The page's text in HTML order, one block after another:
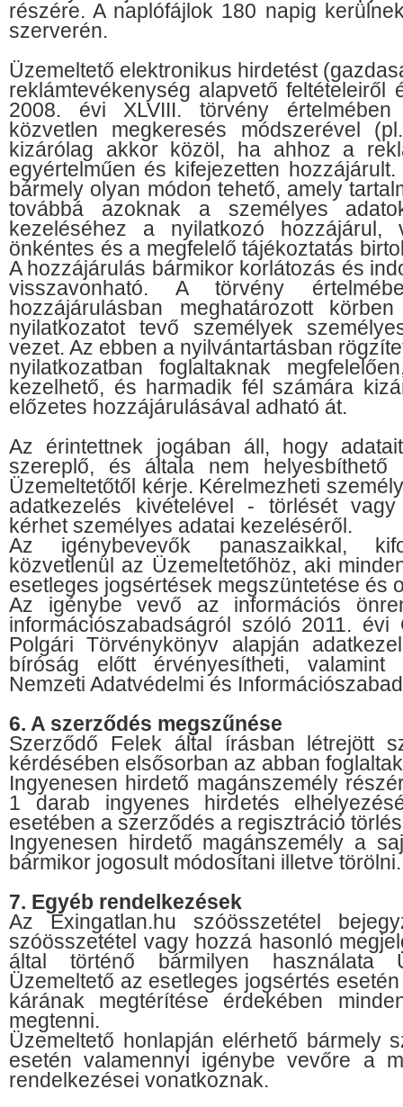
részére. A naplófájlok 180 napig
szerverén.
Üzemeltető elektronikus hirdetést
reklámtevékenység alapvető feltételeiről
2008. évi XLVIII. törvény értelmében
közvetlen megkeresés módszerével
kizárólag akkor közöl, ha ahhoz a
egyértelműen és kifejezetten
bármely olyan módon tehető, amely
továbbá azoknak a személyes
kezeléséhez a nyilatkozó hozzájárul,
önkéntes és a megfelelő tájékoztatás
A hozzájárulás bármikor korlátozás és
visszavonható. A törvény
hozzájárulásban meghatározott
nyilatkozatot tevő személyek
vezet. Az ebben a nyilvántartásban
nyilatkozatban foglaltaknak
kezelhető, és harmadik fél számára
előzetes hozzájárulásával adható át.
Az érintettnek jogában áll, hogy
szereplő, és általa nem helyesbíthető
Üzemeltetőtől kérje. Kérelmezheti
adatkezelés kivételével - törlését vagy
kérhet személyes adatai kezeléséről.
Az igénybevevők panaszaikkal,
közvetlenül az Üzemeltetőhöz, aki
esetleges jogsértések megszüntetése és
Az igénybe vevő az információs
információszabadságról szóló 2011.
Polgári Törvénykönyv alapján
bíróság előtt érvényesítheti,
Nemzeti Adatvédelmi és
6. A szerződés megszűnése
Szerződő Felek által írásban létrejött
kérdésében elsősorban az abban
Ingyenesen hirdető magánszemély
1 darab ingyenes hirdetés
esetében a szerződés a regisztráció
Ingyenesen hirdető magánszemély a
bármikor jogosult módosítani illetve törölni.
7. Egyéb rendelkezések
Az Exingatlan.hu szóösszetétel
szóösszetétel vagy hozzá hasonló
által történő bármilyen használata
Üzemeltető az esetleges jogsértés
kárának megtérítése érdekében
megtenni.
Üzemeltető honlapján elérhető bármely
esetén valamennyi igénybe vevőre a
rendelkezései vonatkoznak.